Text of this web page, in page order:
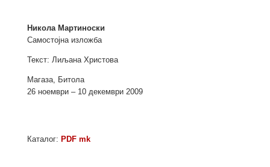
Никола Мартиноски
Самостојна изложба
Текст: Лиљана Христова
Магаза, Битола
26 ноември – 10 декември 2009
Каталог: PDF mk